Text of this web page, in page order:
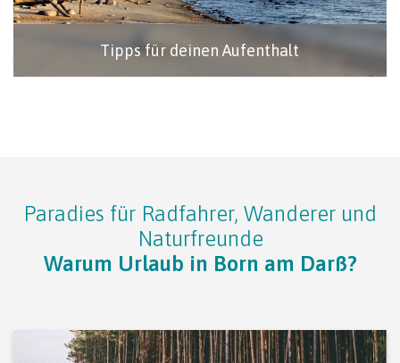
Tipps für deinen Aufenthalt
Paradies für Radfahrer, Wanderer und
Naturfreunde
Warum Urlaub in Born am Darß?